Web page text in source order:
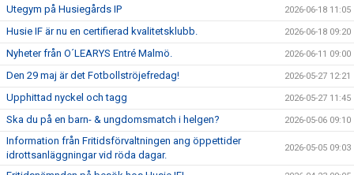
Utegym på Husiegårds IP 2026-06-18 11:05
Husie IF är nu en certifierad kvalitetsklubb. 2026-06-18 09:20
Nyheter från O´LEARYS Entré Malmö. 2026-06-11 09:00
Den 29 maj är det Fotbollströjefredag! 2026-05-27 12:21
Upphittad nyckel och tagg 2026-05-27 11:45
Ska du på en barn- & ungdomsmatch i helgen? 2026-05-06 09:10
Information från Fritidsförvaltningen ang öppettider
idrottsanläggningar vid röda dagar.
2026-05-05 09:03